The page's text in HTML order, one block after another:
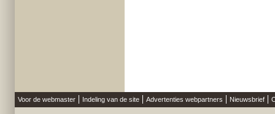
Voor de webmaster Indeling van de site Advertenties webpartners Nieuwsbrief